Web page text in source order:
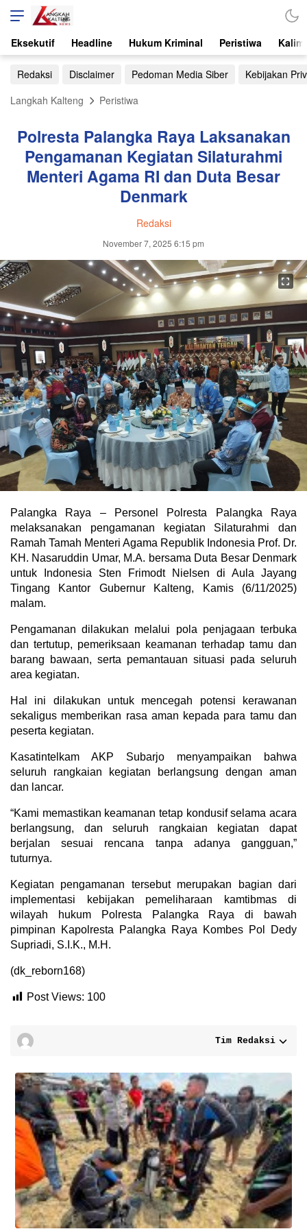
Eksekutif Headline Hukum Kriminal Peristiwa
Redaksi Disclaimer Pedoman Media Siber
Kebijakan
Langkah Kalteng
Peristiwa
Polresta Palangka Raya Laksanakan
Pengamanan Kegiatan Silaturahmi
Menteri Agama RI dan Duta Besar
Denmark
Redaksi
November 7, 2025 6:15 pm
Palangka Raya – Personel Polresta Palangka Raya
melaksanakan pengamanan kegiatan Silaturahmi dan
Ramah Tamah Menteri Agama Republik Indonesia Prof. Dr.
KH. Nasaruddin Umar, M.A. bersama Duta Besar Denmark
untuk Indonesia Sten Frimodt Nielsen di Aula Jayang
Tingang Kantor Gubernur Kalteng, Kamis (6/11/2025)
malam.
Pengamanan dilakukan melalui pola penjagaan terbuka
dan tertutup, pemeriksaan keamanan terhadap tamu dan
barang bawaan, serta pemantauan situasi pada seluruh
area kegiatan.
Hal ini dilakukan untuk mencegah potensi kerawanan
sekaligus memberikan rasa aman kepada para tamu dan
peserta kegiatan.
Kasatintelkam AKP Subarjo menyampaikan bahwa
seluruh rangkaian kegiatan berlangsung dengan aman
dan lancar.
“Kami memastikan keamanan tetap kondusif selama acara
berlangsung, dan seluruh rangkaian kegiatan dapat
berjalan sesuai rencana tanpa adanya gangguan,”
tuturnya.
Kegiatan pengamanan tersebut merupakan bagian dari
implementasi kebijakan pemeliharaan kamtibmas di
wilayah hukum Polresta Palangka Raya di bawah
pimpinan Kapolresta Palangka Raya Kombes Pol Dedy
Supriadi, S.I.K., M.H.
(dk_reborn168)
Post Views: 100
Tim Redaksi